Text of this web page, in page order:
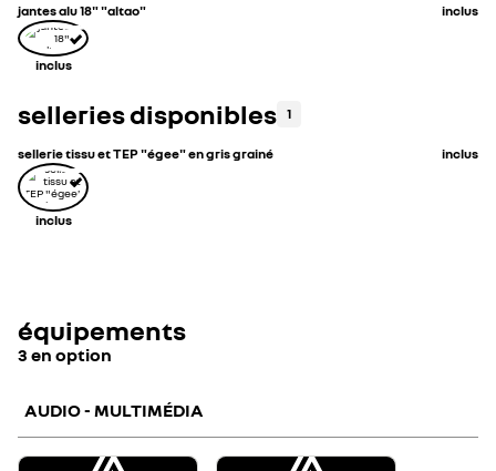
jantes alu 18" "altao" inclus
inclus
selleries disponibles 1
sellerie tissu et TEP "égee" en gris grainé inclus
inclus
équipements
3 en option
AUDIO - MULTIMÉDIA